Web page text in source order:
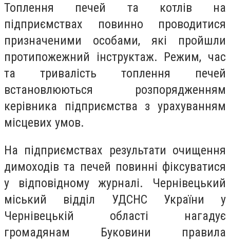
Топлення печей та котлів на
підприємствах повинно проводитися
призначеними особами, які пройшли
протипожежний інструктаж. Режим, час
та тривалість топлення печей
встановлюються розпорядженням
керівника підприємства з урахуванням
місцевих умов.
На підприємствах результати очищення
димоходів та печей повинні фіксуватися
у відповідному журналі. Чернівецький
міський відділ УДСНС України у
Чернівецькій області нагадує
громадянам Буковини правила